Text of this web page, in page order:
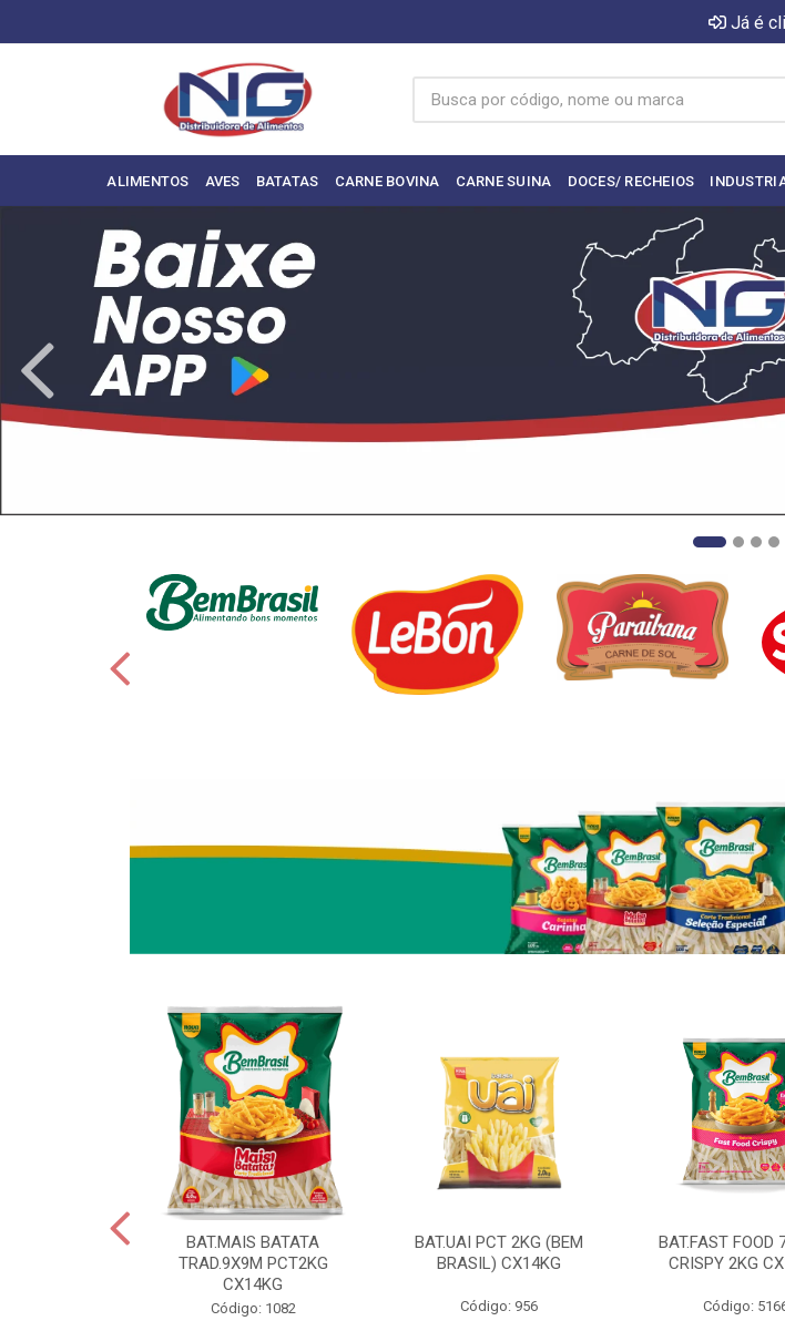
Já é
ALIMENTOS AVES BATATAS CARNE BOVINA CARNE SUINA DOCES/ RECHEIOS
BAT.MAIS BATATA
TRAD.9X9M PCT2KG
CX14KG
Código: 1082
BAT.UAI PCT 2KG (BEM
BRASIL) CX14KG
Código: 956
BAT.FAST FOOD
CRISPY 2KG
Código: